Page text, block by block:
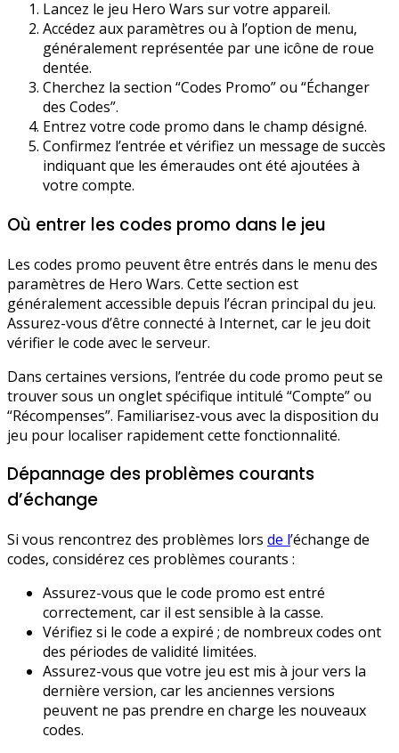
Lancez le jeu Hero Wars sur votre appareil.
Accédez aux paramètres ou à l’option de menu,
généralement représentée par une icône de roue
dentée.
Cherchez la section “Codes Promo” ou “Échanger
des Codes”.
Entrez votre code promo dans le champ désigné.
Confirmez l’entrée et vérifiez un message de succès
indiquant que les émeraudes ont été ajoutées à
votre compte.
Où entrer les codes promo dans le jeu
Les codes promo peuvent être entrés dans le menu des
paramètres de Hero Wars. Cette section est
généralement accessible depuis l’écran principal du jeu.
Assurez-vous d’être connecté à Internet, car le jeu doit
vérifier le code avec le serveur.
Dans certaines versions, l’entrée du code promo peut se
trouver sous un onglet spécifique intitulé “Compte” ou
“Récompenses”. Familiarisez-vous avec la disposition du
jeu pour localiser rapidement cette fonctionnalité.
Dépannage des problèmes courants
d’échange
Si vous rencontrez des problèmes lors de l’échange de
codes, considérez ces problèmes courants :
Assurez-vous que le code promo est entré
correctement, car il est sensible à la casse.
Vérifiez si le code a expiré ; de nombreux codes ont
des périodes de validité limitées.
Assurez-vous que votre jeu est mis à jour vers la
dernière version, car les anciennes versions
peuvent ne pas prendre en charge les nouveaux
codes.